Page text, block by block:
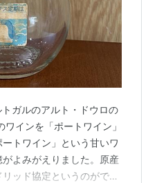
ガルのアルト・ドウロの
インを「ポートワイン」
トワイン」という甘いワ
よみがえりました。原産
ッド協定というのができ